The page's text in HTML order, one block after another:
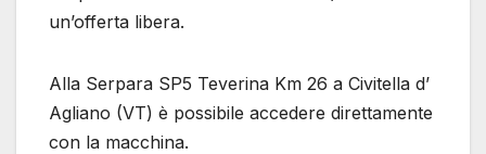
un’offerta libera.
Alla Serpara SP5 Teverina Km 26 a Civitella d’
Agliano (VT) è possibile accedere direttamente
con la macchina.